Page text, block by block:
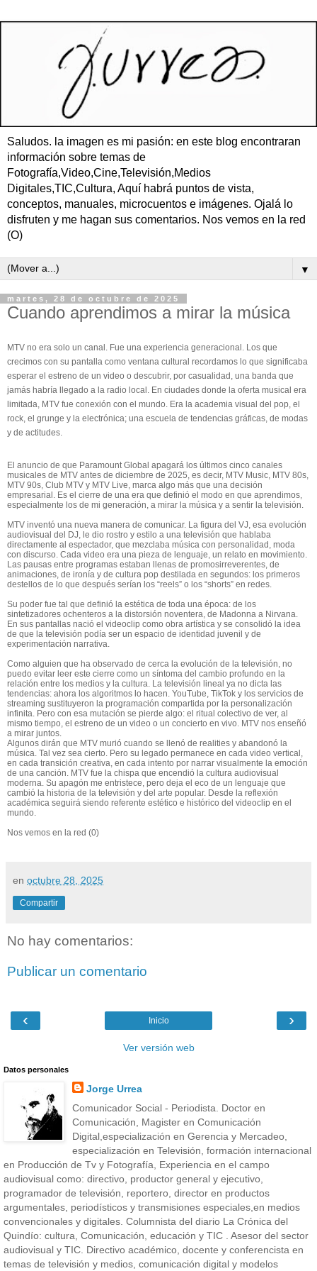
Saludos. la imagen es mi pasión: en este blog encontraran
información sobre temas de
Fotografía,Video,Cine,Televisión,Medios
Digitales,TIC,Cultura, Aquí habrá puntos de vista,
conceptos, manuales, microcuentos e imágenes. Ojalá lo
disfruten y me hagan sus comentarios. Nos vemos en la red
(O)
▼
martes, 28 de octubre de 2025
Cuando aprendimos a mirar la música
MTV no era solo un canal. Fue una experiencia generacional. Los que
crecimos con su pantalla como ventana cultural recordamos lo que significaba
esperar el estreno de un video o descubrir, por casualidad, una banda que
jamás habría llegado a la radio local. En ciudades donde la oferta musical era
limitada, MTV fue conexión con el mundo. Era la academia visual del pop, el
rock, el grunge y la electrónica; una escuela de tendencias gráficas, de modas
y de actitudes.
El anuncio de que Paramount Global apagará los últimos cinco canales
musicales de MTV antes de diciembre de 2025 , es decir, MTV Music, MTV 80s,
MTV 90s, Club MTV y MTV Live marca algo más que una decisión
empresarial. Es el cierre de una era que definió el modo en que aprendimos
especialmente los de mi generación, a mirar la música y a sentir la televisión.
MTV inventó una nueva manera de comunicar. La figura del VJ, esa evolución
audiovisual del DJ, le dio rostro y estilo a una televisión que hablaba
directamente al espectador, que mezclaba música con personalidad, moda
con discurso. Cada video era una pieza de lenguaje, un relato en movimiento.
Las pausas entre programas estaban llenas de promosirreverentes, de
animaciones, de ironía y de cultura pop destilada en segundos: los primeros
destellos de lo que después serían los “reels” o los “shorts” en redes.
Su poder fue tal que definió la estética de toda una época: de los
sintetizadores ochenteros a la distorsión noventera, de Madonna a Nirvana.
En sus pantallas nació el videoclip como obra artística y se consolidó la idea
de que la televisión podía ser un espacio de identidad juvenil y de
experimentación narrativa.
Como alguien que ha observado de cerca la evolución de la televisión , no
puedo evitar leer este cierre como un síntoma del cambio profundo en la
relación entre los medios y la cultura. La televisión lineal ya no dicta las
tendencias: ahora los algoritmos lo hacen. YouTube, TikTok y los servicios de
streaming sustituyeron la programación compartida por la personalización
infinita. Pero con esa mutación se pierde algo: el ritual colectivo de ver, al
mismo tiempo, el estreno de un video o un concierto en vivo. MTV nos enseñó
a mirar juntos.
Algunos dirán que MTV murió cuando se llenó de realities y abandonó la
música. Tal vez sea cierto. Pero su legado permanece en cada video vertical,
en cada transición creativa, en cada intento por narrar visualmente la emoción
de una canción. MTV fue la chispa que encendió la cultura audiovisual
moderna. Su apagón me entristece pero deja el eco de un lenguaje que
cambió la historia de la televisión y del arte popular. Desde la reflexión
académica seguirá siendo referente estético e histórico del videoclip en el
mundo.
Nos vemos en la red (0)
en octubre 28, 2025
Compartir
No hay comentarios:
Publicar un comentario
‹ ›
Inicio
Ver versión web
Datos personales
Jorge Urrea
Comunicador Social - Periodista. Doctor en
Comunicación, Magister en Comunicación
Digital,especialización en Gerencia y Mercadeo,
especialización en Televisión, formación internacional
en Producción de Tv y Fotografía, Experiencia en el campo
audiovisual como: directivo, productor general y ejecutivo,
programador de televisión, reportero, director en productos
argumentales, periodísticos y transmisiones especiales,en medios
convencionales y digitales. Columnista del diario La Crónica del
Quindío: cultura, Comunicación, educación y TIC . Asesor del sector
audiovisual y TIC. Directivo académico, docente y conferencista en
temas de televisión y medios, comunicación digital y modelos